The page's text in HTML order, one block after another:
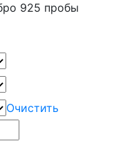
925 пробы
Очистить